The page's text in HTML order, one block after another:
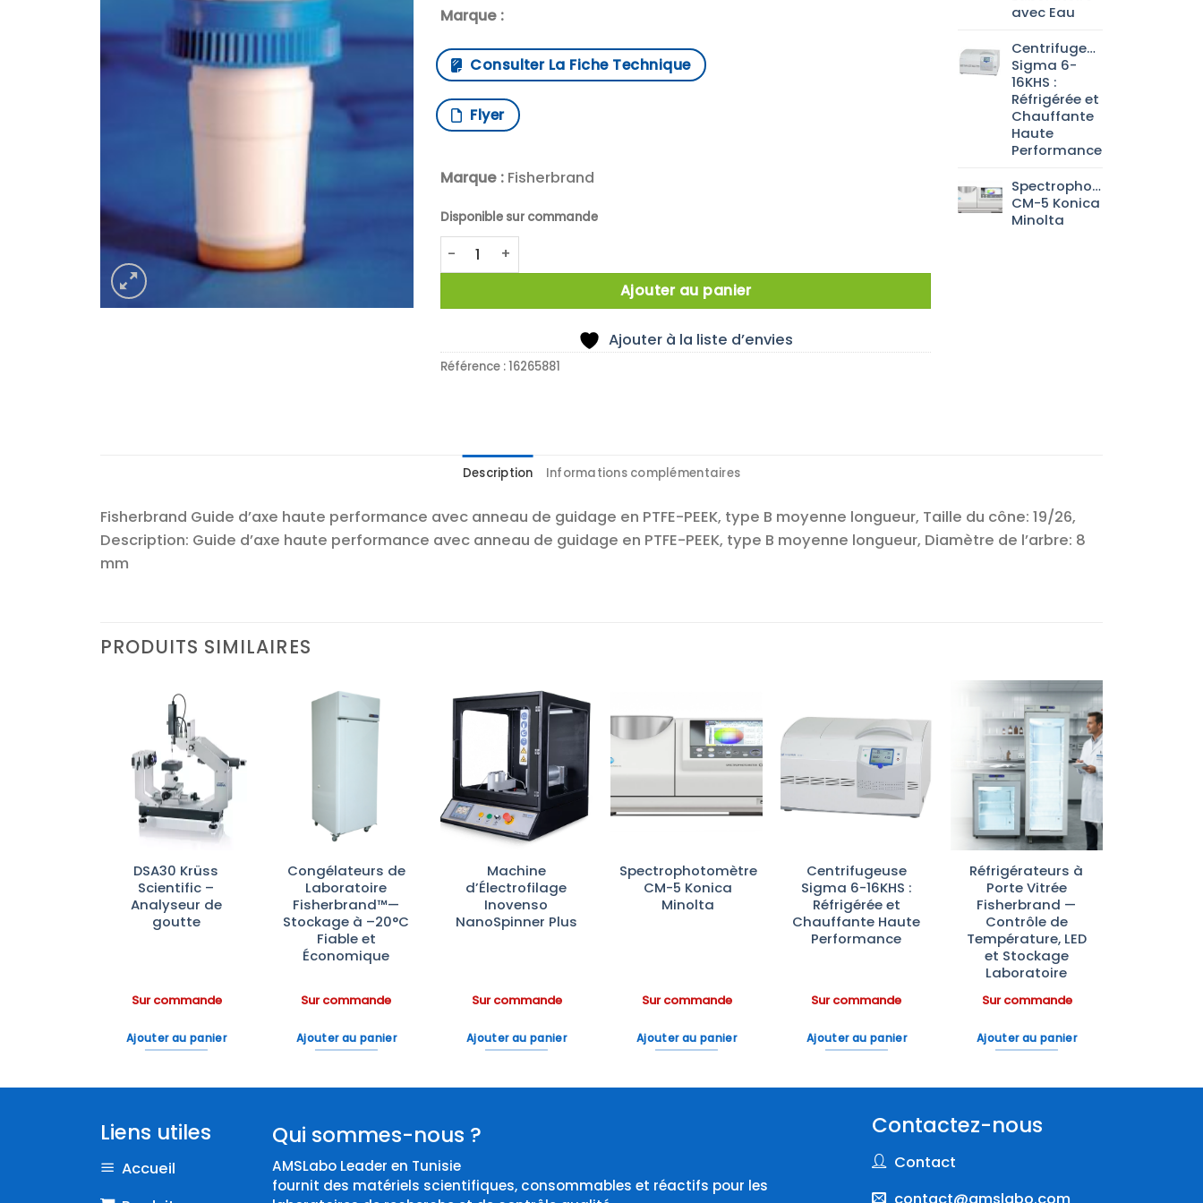
Marque :
Consulter La Fiche Technique
Flyer
Marque :Fisherbrand
Disponible sur commande
quantité de Fisherbrand PTFE Shaft Guide, Hi Perf., PEEK Taper
Ajouter au panier
Ajouter à la liste d’envies
Référence :16265881
avec Eau
Centrifugeuse
Sigma 6-
16KHS :
Réfrigérée et
Chauffante
Haute
Performance
Spectrophotomètre
CM-5 Konica
Minolta
Description Informations complémentaires
Fisherbrand Guide d’axe haute performance avec anneau de guidage en PTFE-PEEK, type B moyenne longueur, Taille du cône: 19/26,
Description: Guide d’axe haute performance avec anneau de guidage en PTFE-PEEK, type B moyenne longueur, Diamètre de l’arbre: 8
mm
PRODUITS SIMILAIRES
Ajouter
à la liste
d’envies
DSA30 Krüss
Scientific –
Analyseur de
goutte
Sur commande
Ajouter au panier
Congélateurs de
Laboratoire
Fisherbrand™—
Stockage à –20°C
Fiable et
Économique
Sur commande
Ajouter au panier
Ajouter
à la liste
d’envies
Machine
d’Électrofilage
Inovenso
NanoSpinner Plus
Sur commande
Ajouter au panier
Ajouter
Spectrophotomètre
CM-5 Konica
Minolta
Sur commande
Ajouter au panier
Ajouter
d’envies
Centrifugeuse
Sigma 6-16KHS :
Réfrigérée et
Chauffante Haute
Performance
Sur commande
Ajouter au panier
Ajouter
à la liste
d’envies
Réfrigérateurs à
Porte Vitrée
Fisherbrand —
Contrôle de
Température, LED
et Stockage
Laboratoire
Sur commande
Ajouter au panier
Liens utiles
Accueil
Qui sommes-nous ?
AMSLabo Leader en Tunisie
fournit des matériels scientifiques, consommables et réactifs pour les
Contactez-nous
Contact